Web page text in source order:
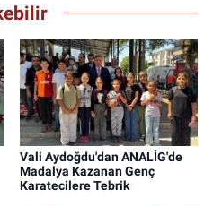
Vali Aydoğdu'dan ANALİG'de
Madalya Kazanan Genç
Karatecilere Tebrik